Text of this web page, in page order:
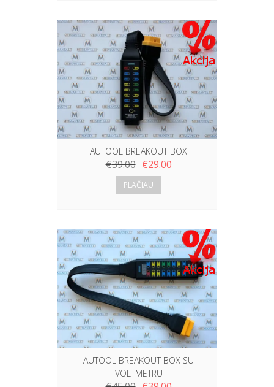
AUTOOL BREAKOUT BOX
€39.00 €29.00
PLAČIAU
AUTOOL BREAKOUT BOX SU
VOLTMETRU